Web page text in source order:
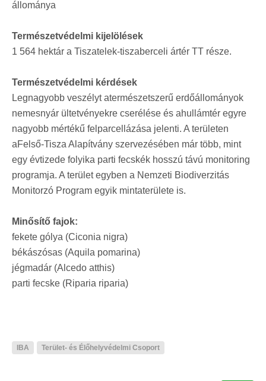
állománya
Természetvédelmi kijelölések
1 564 hektár a Tiszatelek-tiszaberceli ártér TT része.
Természetvédelmi kérdések
Legnagyobb veszélyt atermészetszerű erdőállományok
nemesnyár ültetvényekre cserélése és ahullámtér egyre
nagyobb mértékű felparcellázása jelenti. A területen
aFelső-Tisza Alapítvány szervezésében már több, mint
egy évtizede folyika parti fecskék hosszú távú monitoring
programja. A terület egyben a Nemzeti Biodiverzitás
Monitorzó Program egyik mintaterülete is.
Minősítő fajok:
fekete gólya (Ciconia nigra)
békászósas (Aquila pomarina)
jégmadár (Alcedo atthis)
parti fecske (Riparia riparia)
IBA Terület- és Élőhelyvédelmi Csoport